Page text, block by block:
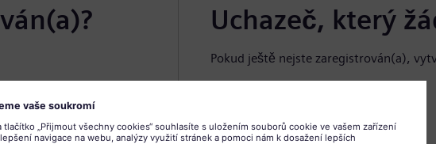
Uchazeč, který
Pokud ještě nejste zaregistrován(a),